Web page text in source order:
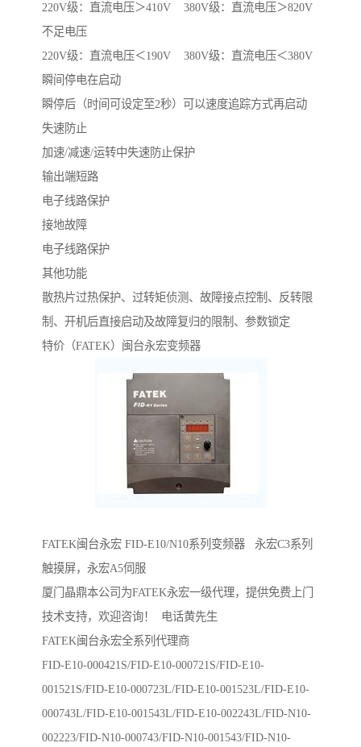
220V级：直流电压＞410V 380V级：直流电压＞820V
不足电压
220V级：直流电压＜190V 380V级：直流电压＜380V
瞬间停电在启动
瞬停后（时间可设定至2秒）可以速度追踪方式再启动
失速防止
加速/减速/运转中失速防止保护
输出端短路
电子线路保护
接地故障
电子线路保护
其他功能
散热片过热保护、过转矩侦测、故障接点控制、反转限
制、开机后直接启动及故障复归的限制、参数锁定
特价（FATEK）闽台永宏变频器
FATEK闽台永宏 FID-E10/N10系列变频器 永宏C3系列
触摸屏，永宏A5伺服
厦门晶鼎本公司为FATEK永宏一级代理，提供免费上门
技术支持，欢迎咨询！ 电话黄先生
FATEK闽台永宏全系列代理商
FID-E10-000421S/FID-E10-000721S/FID-E10-
001521S/FID-E10-000723L/FID-E10-001523L/FID-E10-
000743L/FID-E10-001543L/FID-E10-002243L/FID-N10-
002223/FID-N10-000743/FID-N10-001543/FID-N10-